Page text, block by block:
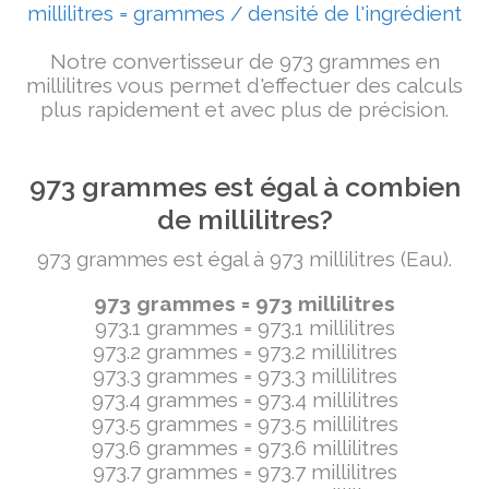
millilitres = grammes / densité de l'ingrédient
Notre convertisseur de 973 grammes en
millilitres vous permet d'effectuer des calculs
plus rapidement et avec plus de précision.
973 grammes est égal à combien
de millilitres?
973 grammes est égal à 973 millilitres (Eau).
973 grammes = 973 millilitres
973.1 grammes = 973.1 millilitres
973.2 grammes = 973.2 millilitres
973.3 grammes = 973.3 millilitres
973.4 grammes = 973.4 millilitres
973.5 grammes = 973.5 millilitres
973.6 grammes = 973.6 millilitres
973.7 grammes = 973.7 millilitres